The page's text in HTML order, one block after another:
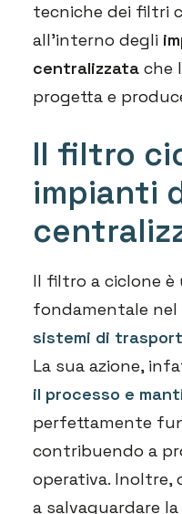
tecniche dei filtri
all’interno degli
centralizzata che
progetta e
Il filtro
impianti
Il filtro a ciclone è
fondamentale
sistemi di
La sua azione,
il processo e
perfettamente
contribuendo a
operativa. Inoltre,
a salvaguardare la